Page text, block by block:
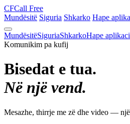
CFCall Free
Mundësitë Siguria Shkarko Hape
MundësitëSiguriaShkarkoHape
Komunikim pa kufij
Bisedat e tua.
Në një vend.
Mesazhe, thirrje me zë dhe video —